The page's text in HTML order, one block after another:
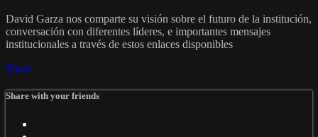
David Garza nos comparte su visión sobre el futuro de la institución,
conversación con diferentes líderes, e importantes mensajes
institucionales a través de estos enlaces disponibles
Share
Share with your friends